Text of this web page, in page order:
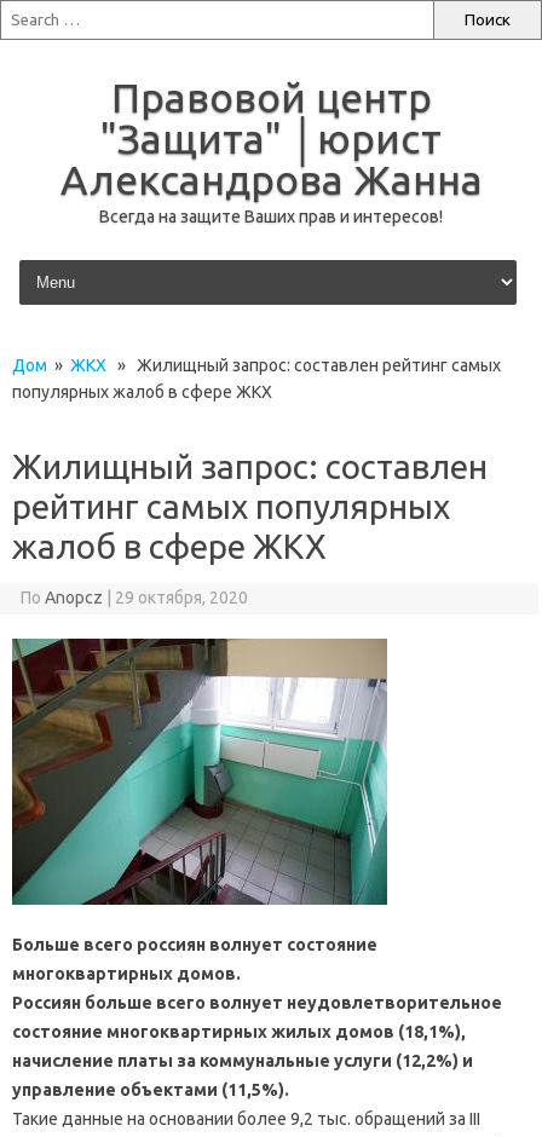
Правовой центр
"Защита" │юрист
Александрова Жанна
Всегда на защите Ваших прав и интересов!
перейти к содержанию
Дом » ЖКХ » Жилищный запрос: составлен рейтинг самых
популярных жалоб в сфере ЖКХ
Жилищный запрос: составлен
рейтинг самых популярных
жалоб в сфере ЖКХ
По Anopcz 29 октября, 2020
Больше всего россиян волнует состояние
многоквартирных домов.
Россиян больше всего волнует неудовлетворительное
состояние многоквартирных жилых домов (18,1%),
начисление платы за коммунальные услуги (12,2%) и
управление объектами (11,5%).
Такие данные на основании более 9,2 тыс. обращений за III